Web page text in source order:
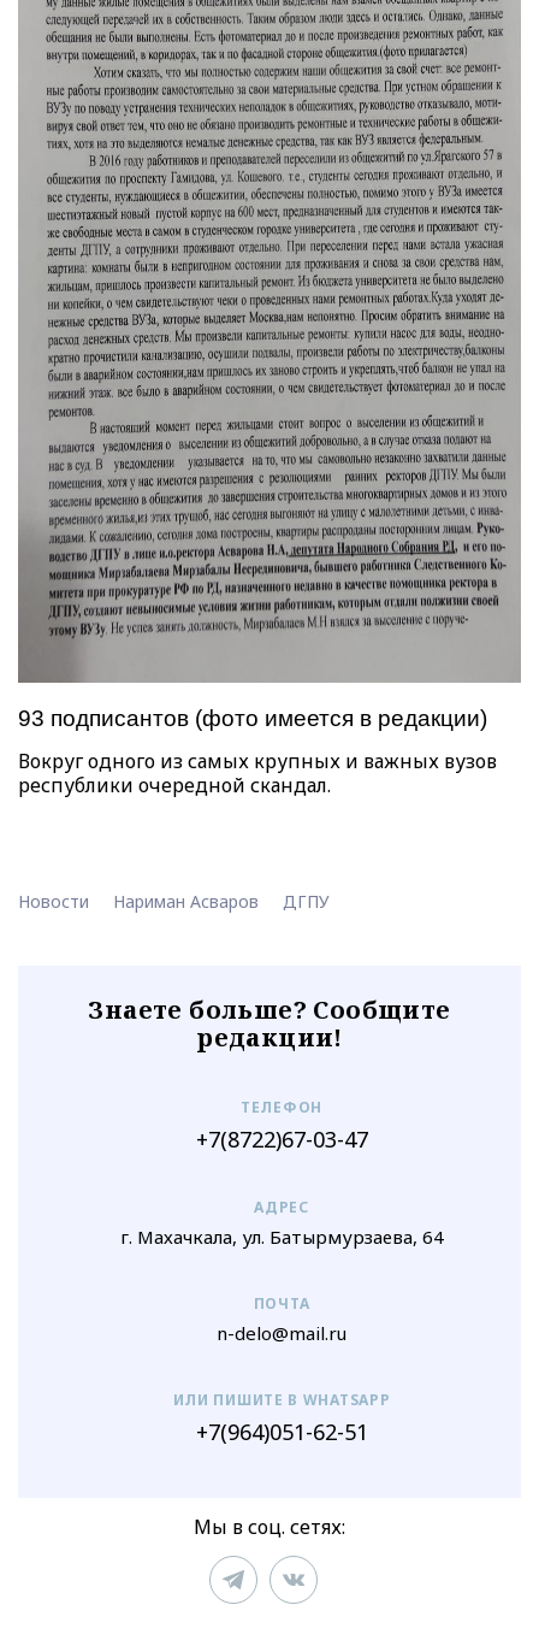
93 подписантов (фото имеется в редакции)
Вокруг одного из самых крупных и важных вузов
республики очередной скандал.
Новости Нариман Асваров ДГПУ
Знаете больше? Сообщите
редакции!
ТЕЛЕФОН
+7(8722)67-03-47
АДРЕС
г. Махачкала, ул. Батырмурзаева, 64
ПОЧТА
n-delo@mail.ru
ИЛИ ПИШИТЕ В WHATSAPP
+7(964)051-62-51
Мы в соц. сетях: